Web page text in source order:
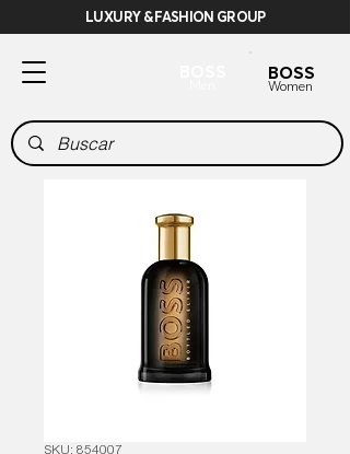
LUXURY & FASHION GROUP
BOSS
Women
SKU: 854007